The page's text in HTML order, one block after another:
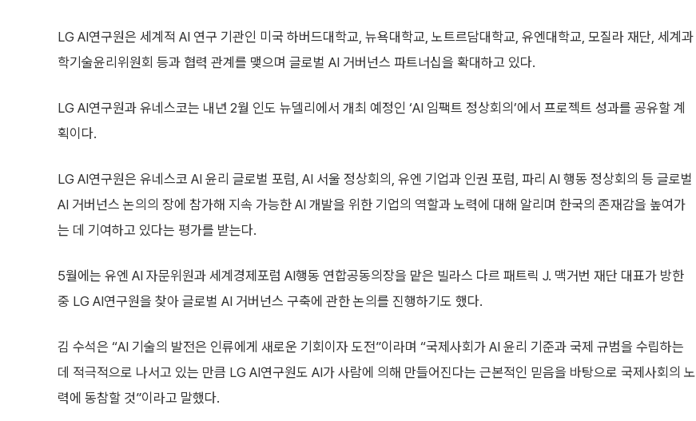
LG AI연구원은 세계적 AI 연구 기관인 미국 하버드대학교, 뉴욕대학교, 노트르담대학교, 유엔대학교, 모질라 재단, 세계과
학기술윤리위원회 등과 협력 관계를 맺으며 글로벌 AI 거버넌스 파트너십을 확대하고 있다.
LG AI연구원과 유네스코는 내년 2월 인도 뉴델리에서 개최 예정인 ‘AI 임팩트 정상회의’에서 프로젝트 성과를 공유할 계
획이다.
LG AI연구원은 유네스코 AI 윤리 글로벌 포럼, AI 서울 정상회의, 유엔 기업과 인권 포럼, 파리 AI 행동 정상회의 등 글로벌
AI 거버넌스 논의의 장에 참가해 지속 가능한 AI 개발을 위한 기업의 역할과 노력에 대해 알리며 한국의 존재감을 높여가
는 데 기여하고 있다는 평가를 받는다.
5월에는 유엔 AI 자문위원과 세계경제포럼 AI행동 연합공동의장을 맡은 빌라스 다르 패트릭 J. 맥거번 재단 대표가 방한
중 LG AI연구원을 찾아 글로벌 AI 거버넌스 구축에 관한 논의를 진행하기도 했다.
김 수석은 “AI 기술의 발전은 인류에게 새로운 기회이자 도전”이라며 “국제사회가 AI 윤리 기준과 국제 규범을 수립하는
데 적극적으로 나서고 있는 만큼 LG AI연구원도 AI가 사람에 의해 만들어진다는 근본적인 믿음을 바탕으로 국제사회의 노
력에 동참할 것”이라고 말했다.